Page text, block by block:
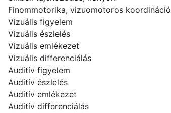
Finommotorika, vizuomotoros koordináció
Vizuális figyelem
Vizuális észlelés
Vizuális emlékezet
Vizuális differenciálás
Auditív figyelem
Auditív észlelés
Auditív emlékezet
Auditív differenciálás